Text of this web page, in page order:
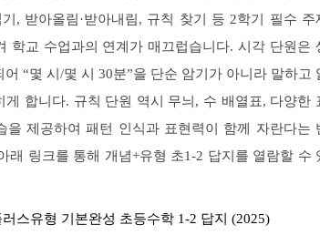
, 받아올림·받아내림, 규칙 찾기 등 2학기 필수 주
학교 수업과의 연계가 매끄럽습니다. 시각 단원은
어 “몇 시/몇 시 30분”을 단순 암기가 아니라 말하고
게 합니다. 규칙 단원 역시 무늬, 수 배열표, 다양한
을 제공하여 패턴 인식과 표현력이 함께 자란다는
래 링크를 통해 개념+유형 초1-2 답지를 열람할 수
러스유형 기본완성 초등수학 1-2 답지 (2025)